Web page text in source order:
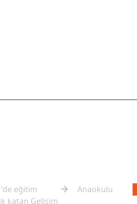
eğitim
katan Gelişim
Anaokulu